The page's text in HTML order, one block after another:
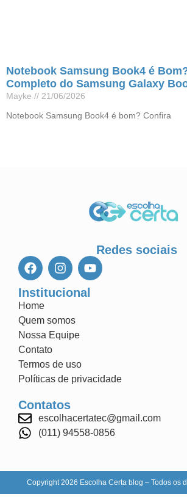
Notebook Samsung Book4 é
Completo do Samsung Galaxy
Mayke
21/06/2026
Notebook Samsung Book4 é bom? Confira
Redes sociais
Institucional
Home
Quem somos
Nossa Equipe
Contato
Termos de uso
Políticas de privacidade
Contatos
escolhacertatec@gmail.com
(011) 94558-0856
Copyright 2026 Escolha Certa blog – Todos os